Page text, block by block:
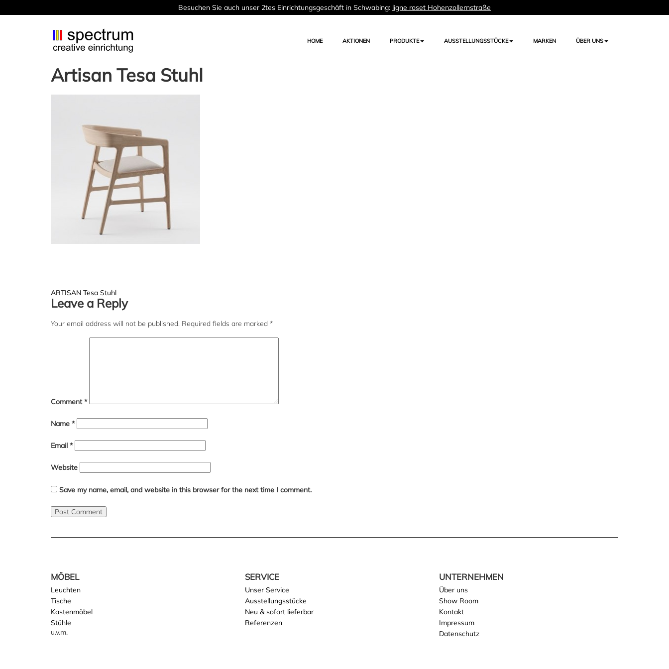
Besuchen Sie auch unser 2tes Einrichtungsgeschäft in Schwabing: ligne roset Hohenzollernstraße
HOME AKTIONEN PRODUKTE AUSSTELLUNGSSTÜCKE MARKEN ÜBER UNS
Artisan Tesa Stuhl
Post
navigation
ARTISAN Tesa Stuhl
Leave a Reply
Your email address will not be published. Required fields are marked *
Comment*
Name *
Email *
Website
Save my name, email, and website in this browser for the next time I comment.
MÖBEL
Leuchten
Tische
Kastenmöbel
Stühle
u.v.m.
SERVICE
Unser Service
Ausstellungsstücke
Neu & sofort lieferbar
Referenzen
UNTERNEHMEN
Über uns
Show Room
Kontakt
Impressum
Datenschutz